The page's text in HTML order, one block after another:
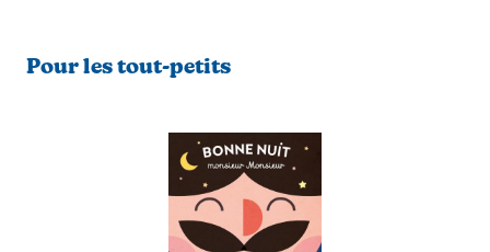
Pour les tout-petits